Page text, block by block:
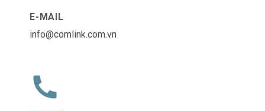
E-MAIL
info@comlink.com.vn